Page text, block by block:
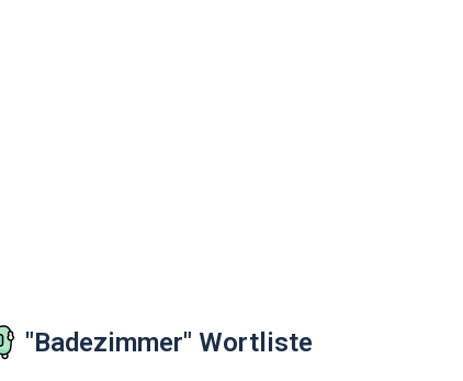
"Badezimmer" Wortliste